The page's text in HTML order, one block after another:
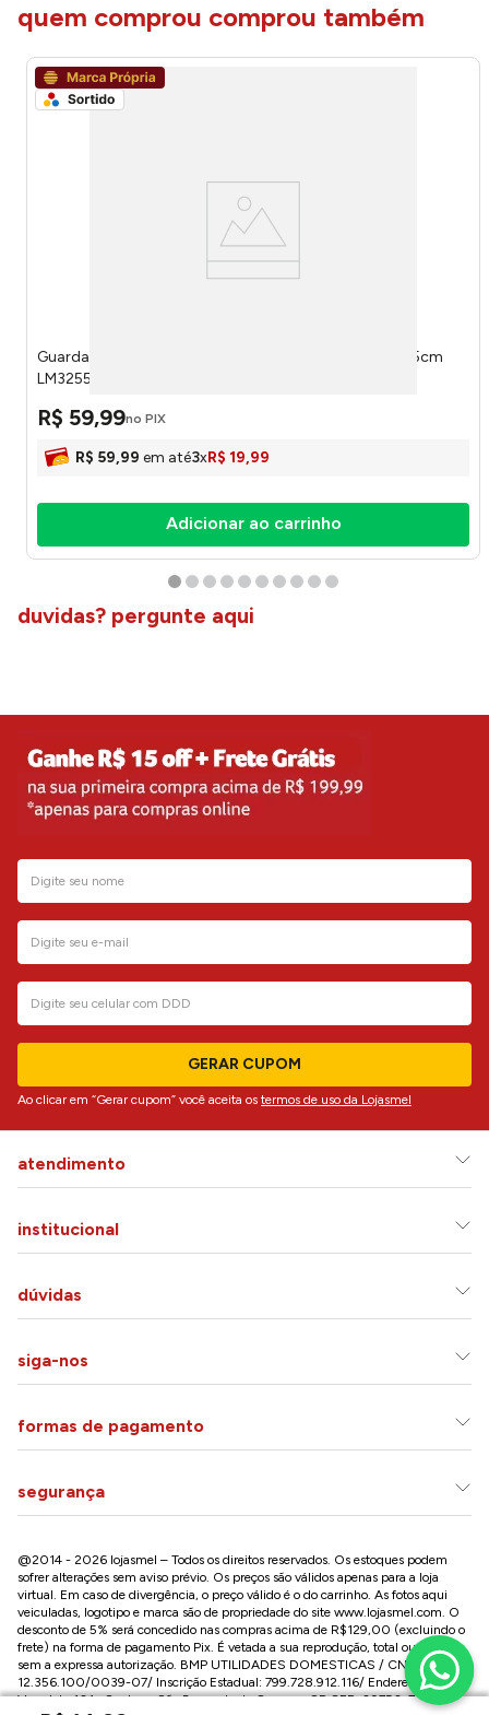
quem comprou comprou também
Guarda-chuva Semi-automático Cabo Telescópico 55cm
LM3255 - honeyhome
R$ 59,99no PIX
R$ 59,99 em até3xR$ 19,99
Adicionar ao carrinho
duvidas? pergunte aqui
GERAR CUPOM
Ao clicar em “Gerar cupom” você aceita os termos de uso da Lojasmel
atendimento
institucional
dúvidas
siga-nos
formas de pagamento
segurança
@2014 - 2026 lojasmel – Todos os direitos reservados. Os estoques podem
sofrer alterações sem aviso prévio. Os preços são válidos apenas para a loja
virtual. Em caso de divergência, o preço válido é o do carrinho. As fotos aqui
veiculadas, logotipo e marca são de propriedade do site www.lojasmel.com. O
desconto de 5% será concedido nas compras acima de R$129,00 (excluindo o
frete) na forma de pagamento Pix. É vetada a sua reprodução, total ou parcial,
sem a expressa autorização. BMP UTILIDADES DOMESTICAS / CNPJ:
12.356.100/0039-07/ Inscrição Estadual: 799.728.912.116/ Endereço: R José
Versolato,101 , Centro – São Bernardo do Campo - SP CEP: 09750-730